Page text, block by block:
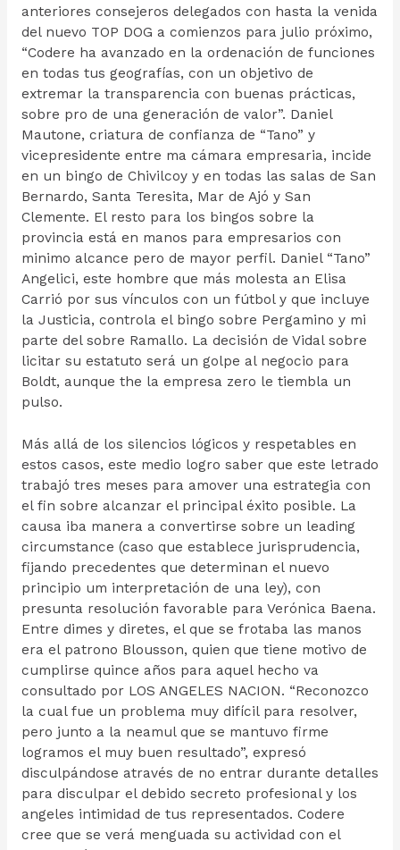
anteriores consejeros delegados con hasta la venida
del nuevo TOP DOG a comienzos para julio próximo,
“Codere ha avanzado en la ordenación de funciones
en todas tus geografías, con un objetivo de
extremar la transparencia con buenas prácticas,
sobre pro de una generación de valor”. Daniel
Mautone, criatura de confianza de “Tano” y
vicepresidente entre ma cámara empresaria, incide
en un bingo de Chivilcoy y en todas las salas de San
Bernardo, Santa Teresita, Mar de Ajó y San
Clemente. El resto para los bingos sobre la
provincia está en manos para empresarios con
minimo alcance pero de mayor perfil. Daniel “Tano”
Angelici, este hombre que más molesta an Elisa
Carrió por sus vínculos con un fútbol y que incluye
la Justicia, controla el bingo sobre Pergamino y mi
parte del sobre Ramallo. La decisión de Vidal sobre
licitar su estatuto será un golpe al negocio para
Boldt, aunque the la empresa zero le tiembla un
pulso.
Más allá de los silencios lógicos y respetables en
estos casos, este medio logro saber que este letrado
trabajó tres meses para amover una estrategia con
el fin sobre alcanzar el principal éxito posible. La
causa iba manera a convertirse sobre un leading
circumstance (caso que establece jurisprudencia,
fijando precedentes que determinan el nuevo
principio um interpretación de una ley), con
presunta resolución favorable para Verónica Baena.
Entre dimes y diretes, el que se frotaba las manos
era el patrono Blousson, quien que tiene motivo de
cumplirse quince años para aquel hecho va
consultado por LOS ANGELES NACION. “Reconozco
la cual fue un problema muy difícil para resolver,
pero junto a la neamul que se mantuvo firme
logramos el muy buen resultado”, expresó
disculpándose através de no entrar durante detalles
para disculpar el debido secreto profesional y los
angeles intimidad de tus representados. Codere
cree que se verá menguada su actividad con el